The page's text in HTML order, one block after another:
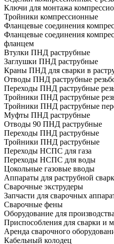
Ключи для монтажа
Тройники компрессионные
Фланцевые соединения
Фланцевые соединения
фланцем
Втулки ПНД раструбные
Заглушки ПНД раструбные
Краны ПНД для сварки в
Отводы ПНД раструбные
Переходы ПНД раструбные
Тройники ПНД раструбные
Тройники ПНД раструбные
Муфты ПНД раструбные
Отводы 90 ПНД раструбные
Переходы ПНД раструбные
Тройники ПНД раструбные
Переходы НСПС для газа
Переходы НСПС для воды
Цокольные газовые вводы
Аппараты для раструбной
Сварочные экструдеры
Запчасти для сварочных
Сварочные фены
Оборудование для
Приспособления для сварки и
Аренда сварочного
Кабельный колодец